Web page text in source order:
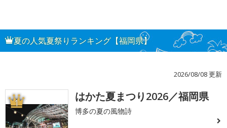
夏の人気夏祭りランキング【福岡県】
2026/08/08 更新
1 はかた夏まつり2026／福岡県
博多の夏の風物詩